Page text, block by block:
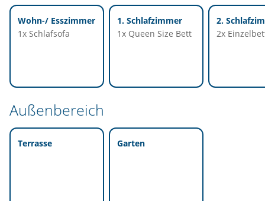
Wohn-/ Esszimmer
1x Schlafsofa
1. Schlafzimmer
1x Queen Size Bett
2.
2x
Außenbereich
Terrasse Garten